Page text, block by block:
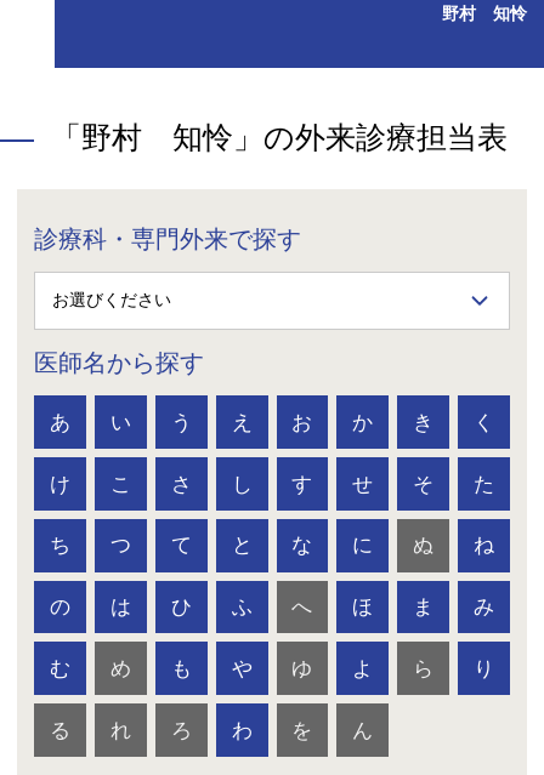
野村 知怜
「野村 知怜」の外来診療担当表
診療科・専門外来で探す
医師名から探す
あ い う え お か き く
け こ さ し す せ そ た
ち つ て と な に ぬ ね
の は ひ ふ へ ほ ま み
む め も や ゆ よ ら り
る れ ろ わ を ん